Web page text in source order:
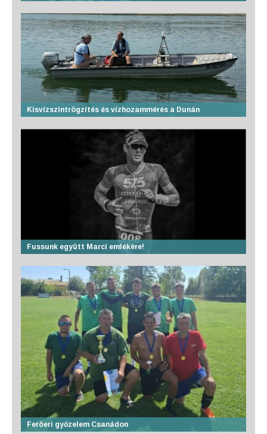
Kisvízszintrögzítés és vízhozammérés a Dunán
Fussunk együtt Marci emlékére!
Feröeri győzelem Csanádon